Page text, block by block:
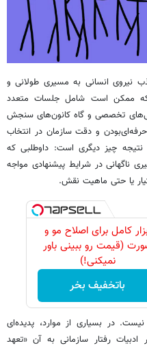
نیروی انسانی به مسیری طولانی و
ممکن است شامل جلسات متعدد
تخصصی و گاه کانون‌های سنجش
و دقت سازمان در انتخاب
چیز دیگری است: داوطلبی که
ناگهانی در شرایط پیشنهادی مواجه
یا حتی ماهیت نقش.
کامل برای اصلاح مو و
(قیمت رو ببینی باور
نمیکنی!)
باتخفیف بخر
در بسیاری از موارد، پدیده‌ای
رفتار سازمانی به آن «تعهد